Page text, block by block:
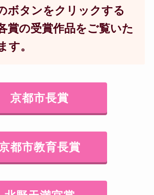
ボタンをクリックする
賞の受賞作品をご覧いた
す。
京都市長賞
都市教育長賞